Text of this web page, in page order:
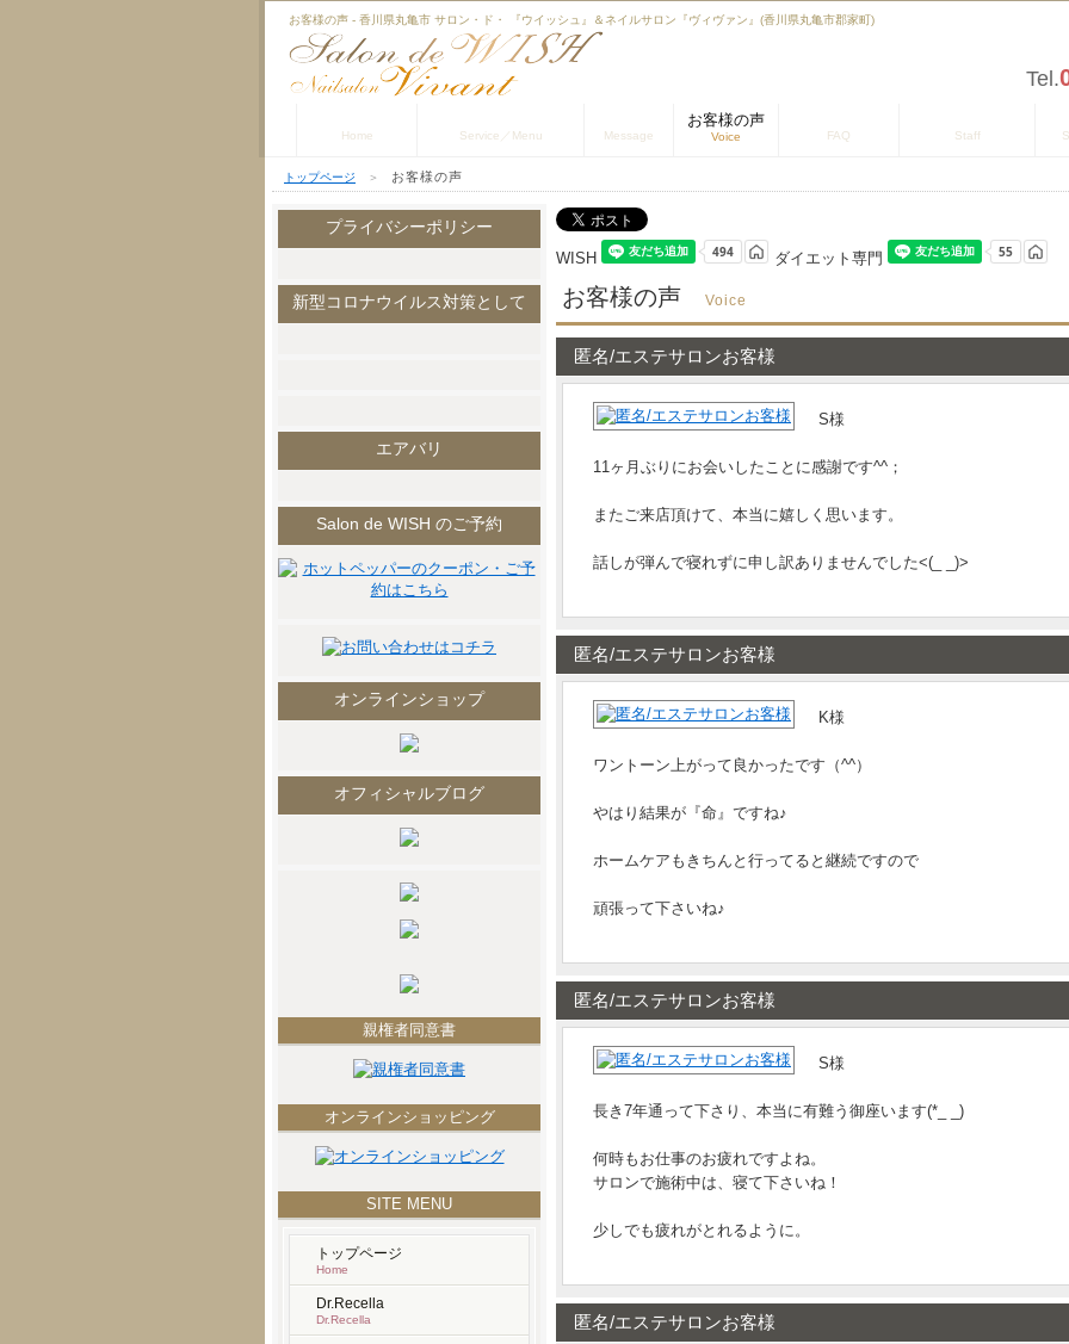
お客様の声 - 香川県丸亀市 サロン・ド・ 『ウイッシュ』＆ネイルサロン『ヴィヴァン』(香川県丸亀市郡家町)
Tel.
Home Service／Menu Message
お客様の声
Voice FAQ Staff
トップページ ＞ お客様の声
WISH ダイエット専門
お客様の声 Voice
匿名/エステサロンお客様
S様
11ヶ月ぶりにお会いしたことに感謝です^^；
またご来店頂けて、本当に嬉しく思います。
話しが弾んで寝れずに申し訳ありませんでした<(_ _)>
匿名/エステサロンお客様
K様
ワントーン上がって良かったです（^^）
やはり結果が『命』ですね♪
ホームケアもきちんと行ってると継続ですので
頑張って下さいね♪
匿名/エステサロンお客様
S様
長き7年通って下さり、本当に有難う御座います(*_ _)
何時もお仕事のお疲れですよね。
サロンで施術中は、寝て下さいね！
少しでも疲れがとれるように。
匿名/エステサロンお客様
プライバシーポリシー
新型コロナウイルス対策として
エアバリ
Salon de WISH のご予約
オンラインショップ
オフィシャルブログ
親権者同意書
オンラインショッピング
SITE MENU
トップページ
Home
Dr.Recella
Dr.Recella